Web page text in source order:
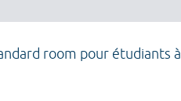
room pour étudiants à